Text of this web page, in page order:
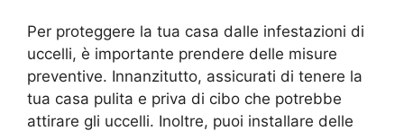
Per proteggere la tua casa dalle infestazioni di
uccelli, è importante prendere delle misure
preventive. Innanzitutto, assicurati di tenere la
tua casa pulita e priva di cibo che potrebbe
attirare gli uccelli. Inoltre, puoi installare delle